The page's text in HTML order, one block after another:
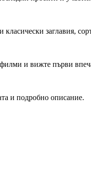
заглавия,
и вижте първи
и подробно описание.